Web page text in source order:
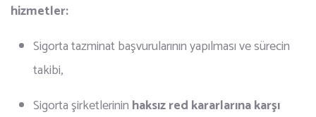
hizmetler:
Sigorta tazminat başvurularının yapılması ve sürecin
takibi,
Sigorta şirketlerinin haksız red kararlarına karşı